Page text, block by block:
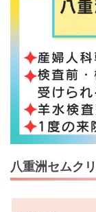
八重洲セムク